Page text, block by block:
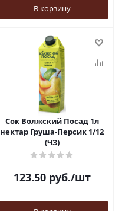
В корзину
Сок Волжский Посад 1л
нектар Груша-Персик 1/12
(ЧЗ)
123.50руб./шт